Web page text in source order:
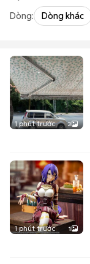
Dòng: Dòng khác
1 phút trước 3
1 phút trước 1